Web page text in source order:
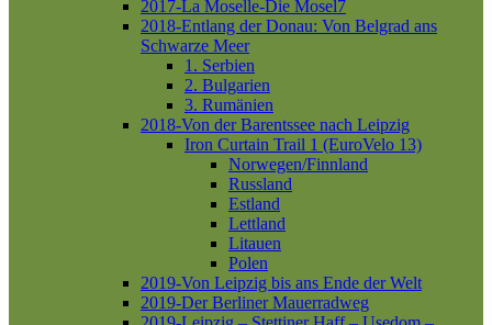
2017-La Moselle-Die Mosel7
2018-Entlang der Donau: Von Belgrad ans
Schwarze Meer
1. Serbien
2. Bulgarien
3. Rumänien
2018-Von der Barentssee nach Leipzig
Iron Curtain Trail 1 (EuroVelo 13)
Norwegen/Finnland
Russland
Estland
Lettland
Litauen
Polen
2019-Von Leipzig bis ans Ende der Welt
2019-Der Berliner Mauerradweg